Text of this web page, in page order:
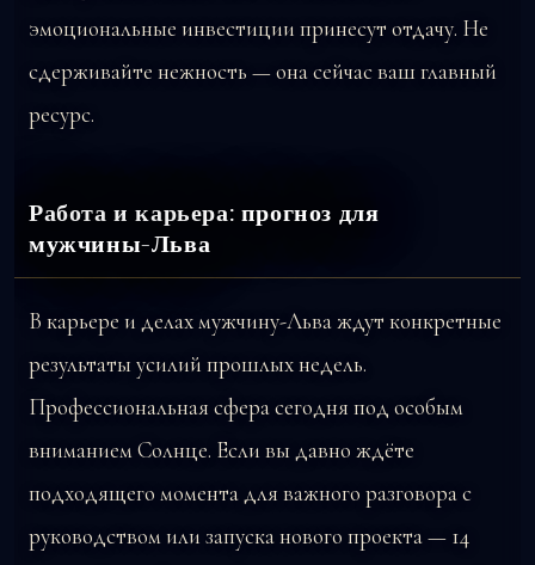
эмоциональные инвестиции принесут отдачу. Не
сдерживайте нежность — она сейчас ваш главный
ресурс.
Работа и карьера: прогноз для
мужчины-Льва
В карьере и делах мужчину-Льва ждут конкретные
результаты усилий прошлых недель.
Профессиональная сфера сегодня под особым
вниманием Солнце. Если вы давно ждёте
подходящего момента для важного разговора с
руководством или запуска нового проекта — 14